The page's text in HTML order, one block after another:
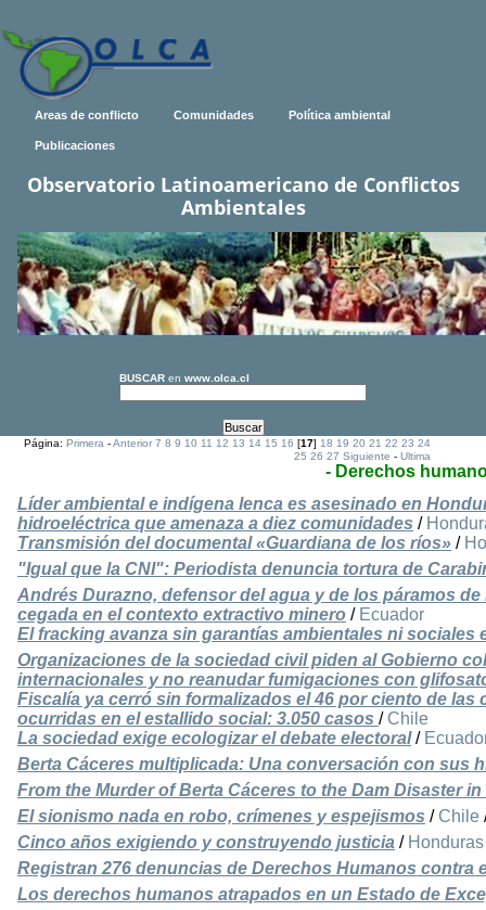
Areas de conflicto Comunidades Política ambiental
Publicaciones
Observatorio Latinoamericano de Conflictos
Ambientales
BUSCAR en www.olca.cl
Página:Primera -Anterior 7 8 9 10 11 12 13 14 15 16 [17]18 19 20 21 22 23 24
25 26 27 Siguiente -Ultima
- Derechos
Líder ambiental e indígena lenca es asesinado en
hidroeléctrica que amenaza a diez comunidades /
Transmisión del documental «Guardiana de los ríos» /
"Igual que la CNI": Periodista denuncia tortura de
Andrés Durazno, defensor del agua y de los páramos
cegada en el contexto extractivo minero / Ecuador
El fracking avanza sin garantías ambientales ni sociales
Organizaciones de la sociedad civil piden al Gobierno
internacionales y no reanudar fumigaciones con
Fiscalía ya cerró sin formalizados el 46 por ciento de las
ocurridas en el estallido social: 3.050 casos / Chile
La sociedad exige ecologizar el debate electoral/
Berta Cáceres multiplicada: Una conversación con sus
From the Murder of Berta Cáceres to the Dam Disaster
El sionismo nada en robo, crímenes y espejismos / Chile
Cinco años exigiendo y construyendo justicia / Honduras
Registran 276 denuncias de Derechos Humanos contra
Los derechos humanos atrapados en un Estado de